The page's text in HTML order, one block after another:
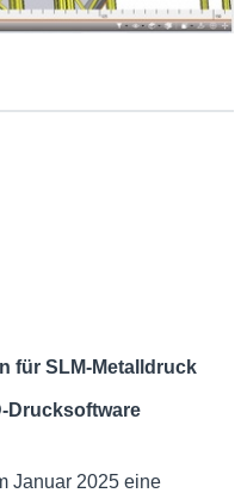
für SLM-Metalldruck
Drucksoftware
Januar 2025 eine